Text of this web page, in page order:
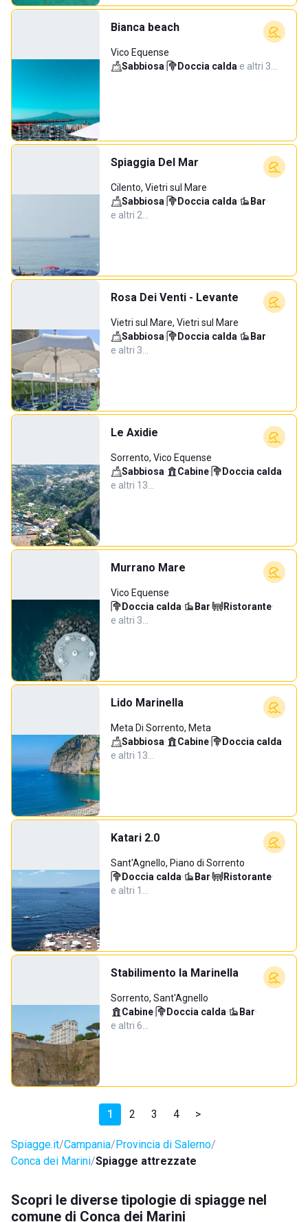
Bianca beach
Vico Equense
Sabbiosa· Doccia calda·e altri 3…
Spiaggia Del Mar
Cilento, Vietri sul Mare
Sabbiosa· Doccia calda· Bar·
e altri 2…
Rosa Dei Venti - Levante
Vietri sul Mare, Vietri sul Mare
Sabbiosa· Doccia calda· Bar·
e altri 3…
Le Axidie
Sorrento, Vico Equense
Sabbiosa· Cabine· Doccia calda·
e altri 13…
Murrano Mare
Vico Equense
Doccia calda· Bar· Ristorante·
e altri 3…
Lido Marinella
Meta Di Sorrento, Meta
Sabbiosa· Cabine· Doccia calda·
e altri 13…
Katari 2.0
Sant'Agnello, Piano di Sorrento
Doccia calda· Bar· Ristorante·
e altri 1…
Stabilimento la Marinella
Sorrento, Sant'Agnello
Cabine· Doccia calda· Bar·
e altri 6…
1 2 3 4 >
Spiagge.it Campania Provincia di Salerno
Conca dei Marini Spiagge attrezzate
Scopri le diverse tipologie di spiagge nel
comune di Conca dei Marini